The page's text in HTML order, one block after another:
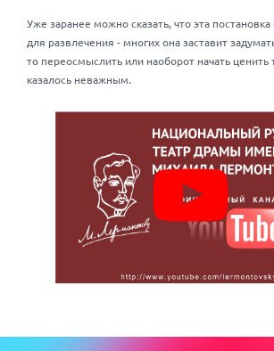
Уже заранее можно сказать, что эта
для развлечения - многих она заставит
то переосмыслить или наоборот начать ценить
казалось неважным.